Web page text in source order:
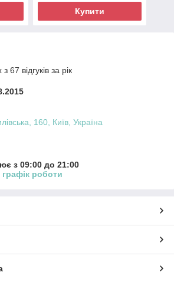
Купити
67 відгуків за рік
160, Київ, Україна
з 09:00 до 21:00
роботи